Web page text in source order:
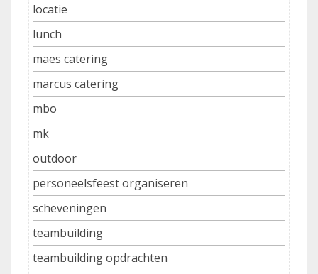
locatie
lunch
maes catering
marcus catering
mbo
mk
outdoor
personeelsfeest organiseren
scheveningen
teambuilding
teambuilding opdrachten